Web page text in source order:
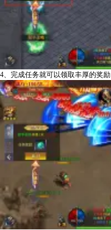
4、完成任务就可以领取丰厚的奖励